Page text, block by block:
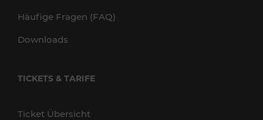
Häufige Fragen (FAQ)
Downloads
TICKETS & TARIFE
Ticket Übersicht